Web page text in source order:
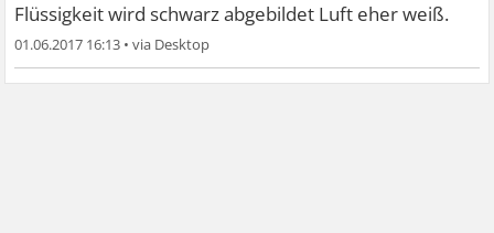
Flüssigkeit wird schwarz abgebildet Luft eher weiß.
01.06.2017 16:13 •